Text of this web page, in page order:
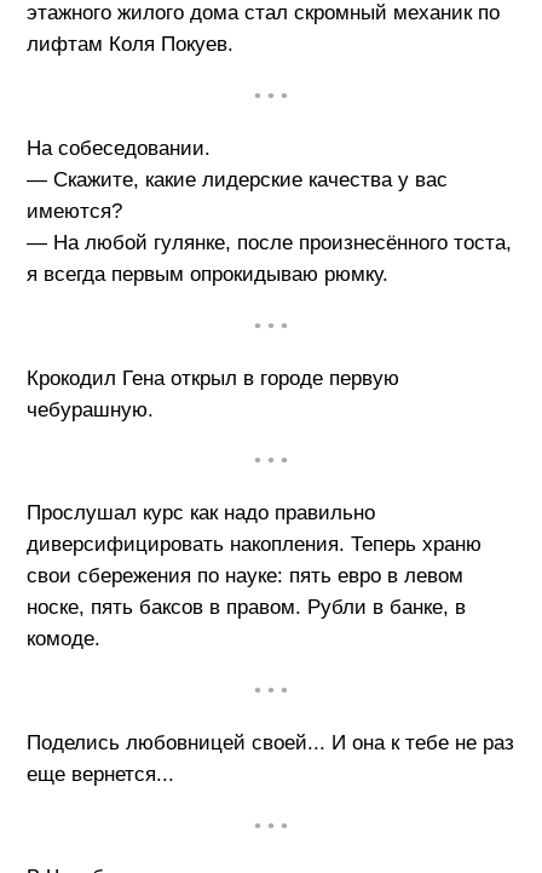
этажного жилого дома стал скромный механик по
лифтам Коля Покуев.
• • •
На собеседовании.
— Скажите, какие лидерские качества у вас
имеются?
— На любой гулянке, после произнесённого тоста,
я всегда первым опрокидываю рюмку.
• • •
Крокодил Гена открыл в городе первую
чебурашную.
• • •
Прослушал курс как надо правильно
диверсифицировать накопления. Теперь храню
свои сбережения по науке: пять евро в левом
носке, пять баксов в правом. Рубли в банке, в
комоде.
• • •
Поделись любовницей своей... И она к тебе не раз
еще вернется...
• • •